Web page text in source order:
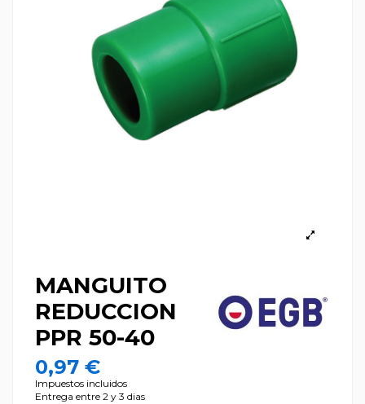
MANGUITO
REDUCCION
PPR 50-40
0,97 €
Impuestos incluidos
Entrega entre 2 y 3 dias